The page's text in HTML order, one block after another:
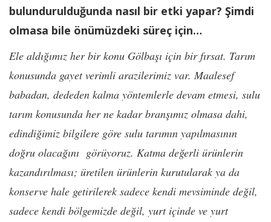
bulundurulduğunda nasıl bir etki yapar? Şimdi
olmasa bile önümüzdeki süreç için…
Ele aldığımız her bir konu Gölbaşı için bir fırsat. Tarım
konusunda gayet verimli arazilerimiz var. Maalesef
babadan, dededen kalma yöntemlerle devam etmesi, sulu
tarım konusunda her ne kadar branşımız olmasa dahi,
edindiğimiz bilgilere göre sulu tarımın yapılmasının
doğru olacağını görüyoruz. Katma değerli ürünlerin
kazandırılması; üretilen ürünlerin kurutularak ya da
konserve hale getirilerek sadece kendi mevsiminde değil,
sadece kendi bölgemizde değil, yurt içinde ve yurt